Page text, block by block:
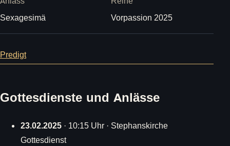
Sexagesimä
Vorpassion 2025
Predigt
Gottesdienste und Anlässe
23.02.2025 · 10:15 Uhr · Stephanskirche
Gottesdienst